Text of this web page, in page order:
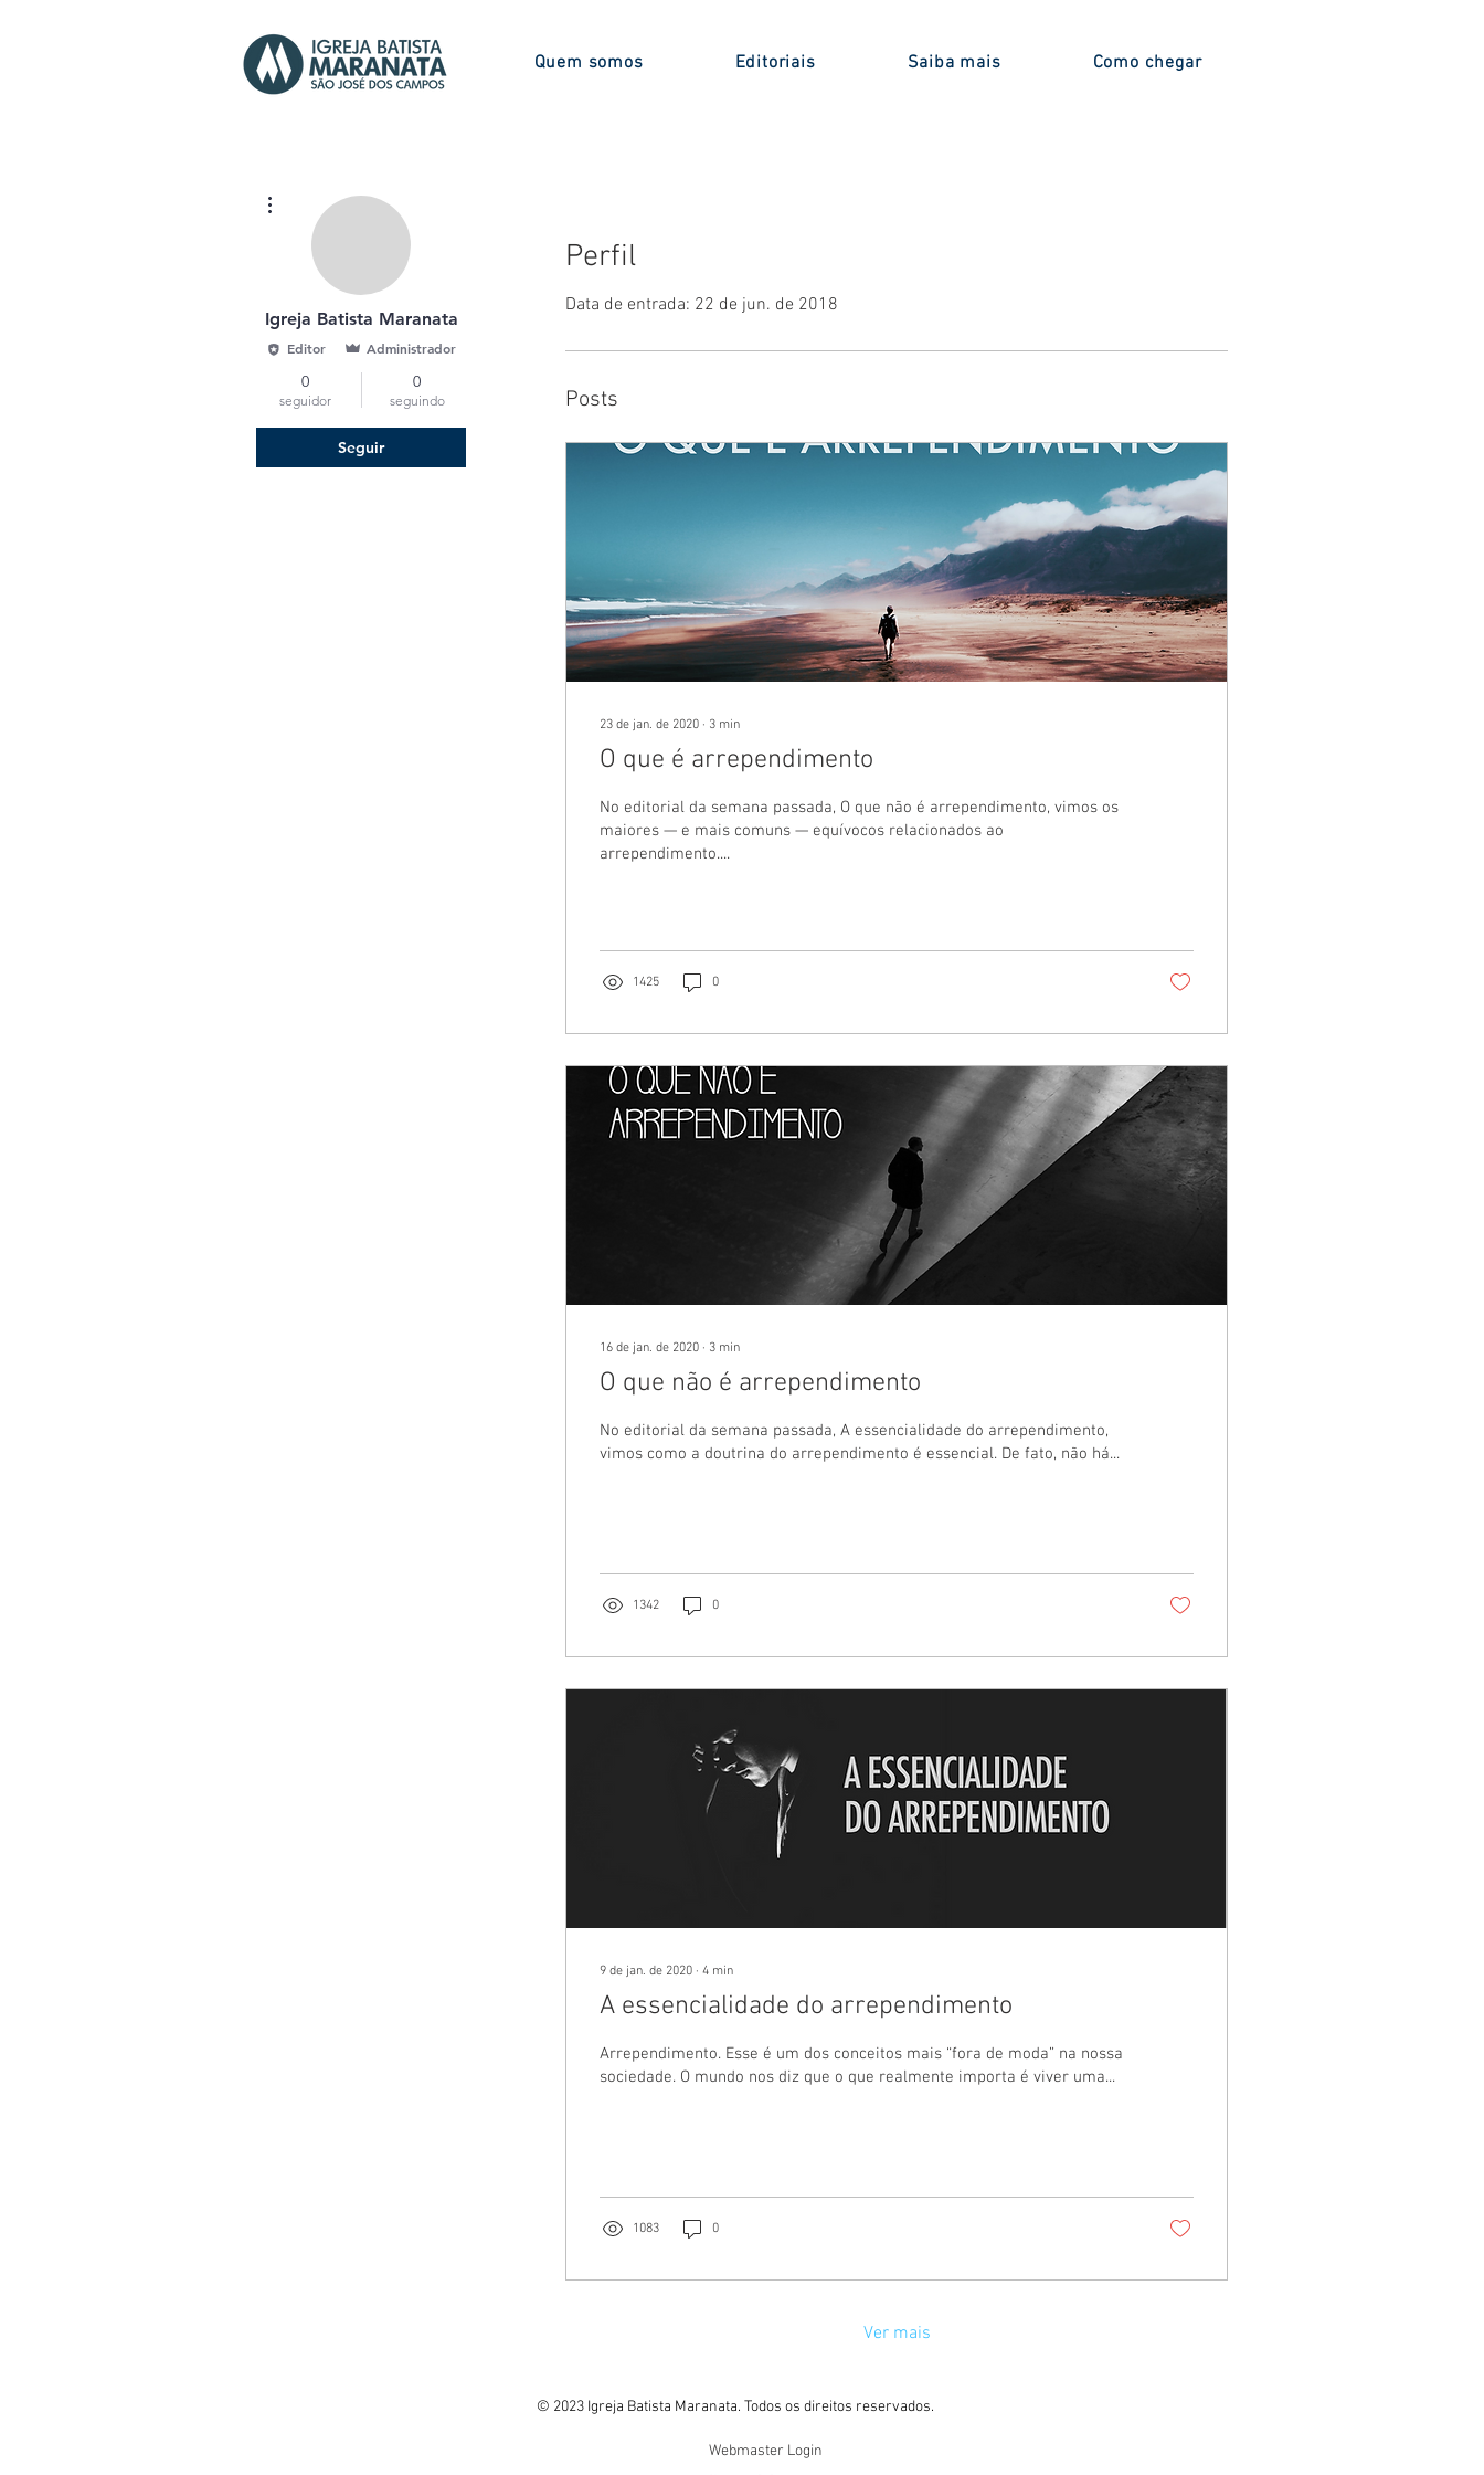
Quem somos Editoriais Saiba mais Como chegar
Perfil
Data de entrada: 22 de jun. de 2018
Posts
23 de jan. de 2020 ∙ 3 min
O que é arrependimento
No editorial da semana passada, O que não é arrependimento, vimos os
maiores — e mais comuns — equívocos relacionados ao
arrependimento....
1425 0
16 de jan. de 2020 ∙ 3 min
O que não é arrependimento
No editorial da semana passada, A essencialidade do arrependimento,
vimos como a doutrina do arrependimento é essencial. De fato, não há...
1342 0
9 de jan. de 2020 ∙ 4 min
A essencialidade do arrependimento
Arrependimento. Esse é um dos conceitos mais “fora de moda” na nossa
sociedade. O mundo nos diz que o que realmente importa é viver uma...
1083 0
Ver mais
Igreja Batista Maranata
Editor Administrador
0
seguidor
0
seguindo
Seguir
© 2023 Igreja Batista Maranata. Todos os direitos reservados.
Webmaster Login